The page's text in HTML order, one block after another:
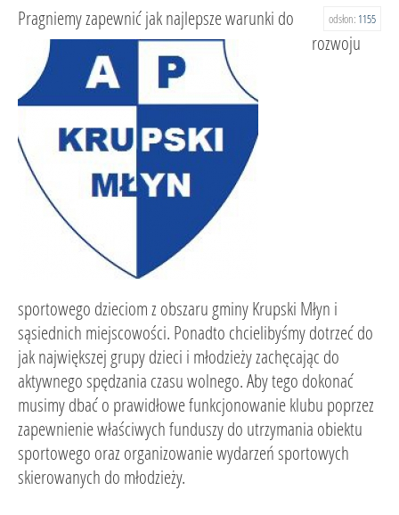
odsłon: 1155
Pragniemy zapewnić jak najlepsze warunki do
rozwoju
sportowego dzieciom z obszaru gminy Krupski Młyn i
sąsiednich miejscowości. Ponadto chcielibyśmy dotrzeć do
jak największej grupy dzieci i młodzieży zachęcając do
aktywnego spędzania czasu wolnego. Aby tego dokonać
musimy dbać o prawidłowe funkcjonowanie klubu poprzez
zapewnienie właściwych funduszy do utrzymania obiektu
sportowego oraz organizowanie wydarzeń sportowych
skierowanych do młodzieży.